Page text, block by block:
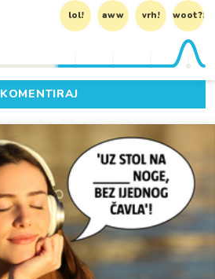
lol! aww vrh! woot?!
KOMENTIRAJ